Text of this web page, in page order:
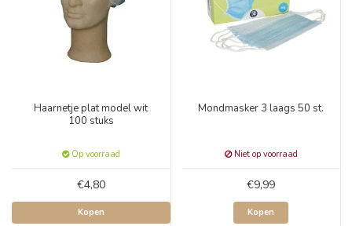
Haarnetje plat model wit
100 stuks
Op voorraad
€4,80
Kopen
Mondmasker 3 laags 50 st.
Niet op voorraad
€9,99
Kopen